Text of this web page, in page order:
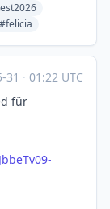
#felicia
31 · 01:22 UTC
für
v09-